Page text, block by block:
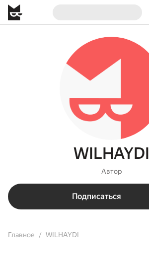
WILHAYDI
Автор
Подписаться
Главное WILHAYDI